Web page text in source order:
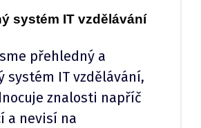
systém IT vzdělávání
přehledný a
systém IT vzdělávání,
znalosti napříč
a nevisí na